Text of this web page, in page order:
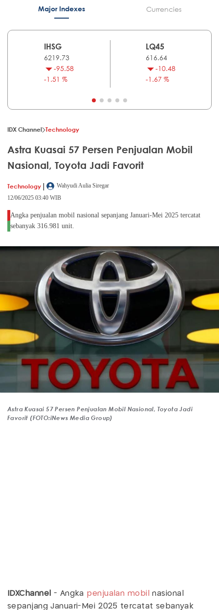
Major Indexes Currencies
IHSG
6219.73
-95.58
-1.51 %
LQ45
616.64
-10.48
-1.67 %
IDX Channel Technology
Astra Kuasai 57 Persen Penjualan Mobil
Nasional, Toyota Jadi Favorit
Technology |
Wahyudi Aulia Siregar
12/06/2025 03:40 WIB
Angka penjualan mobil nasional sepanjang Januari-Mei 2025 tercatat
sebanyak 316.981 unit.
Astra Kuasai 57 Persen Penjualan Mobil Nasional, Toyota Jadi
Favorit (FOTO:iNews Media Group)
IDXChannel - Angka penjualan mobil
nasional
sepanjang Januari-Mei 2025 tercatat sebanyak